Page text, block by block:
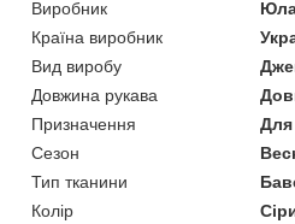
Виробник
Країна виробник
Вид виробу
Довжина рукава
Призначення
Для
Сезон
Тип тканини
Колір